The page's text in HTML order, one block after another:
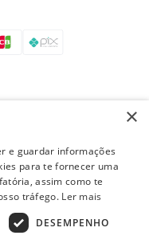
e frete válidos apenas
prevalece o valor do
sujeitas à análise e
×
e guardar informações
para te fornecer uma
assim como te
tráfego. Ler mais
DESEMPENHO